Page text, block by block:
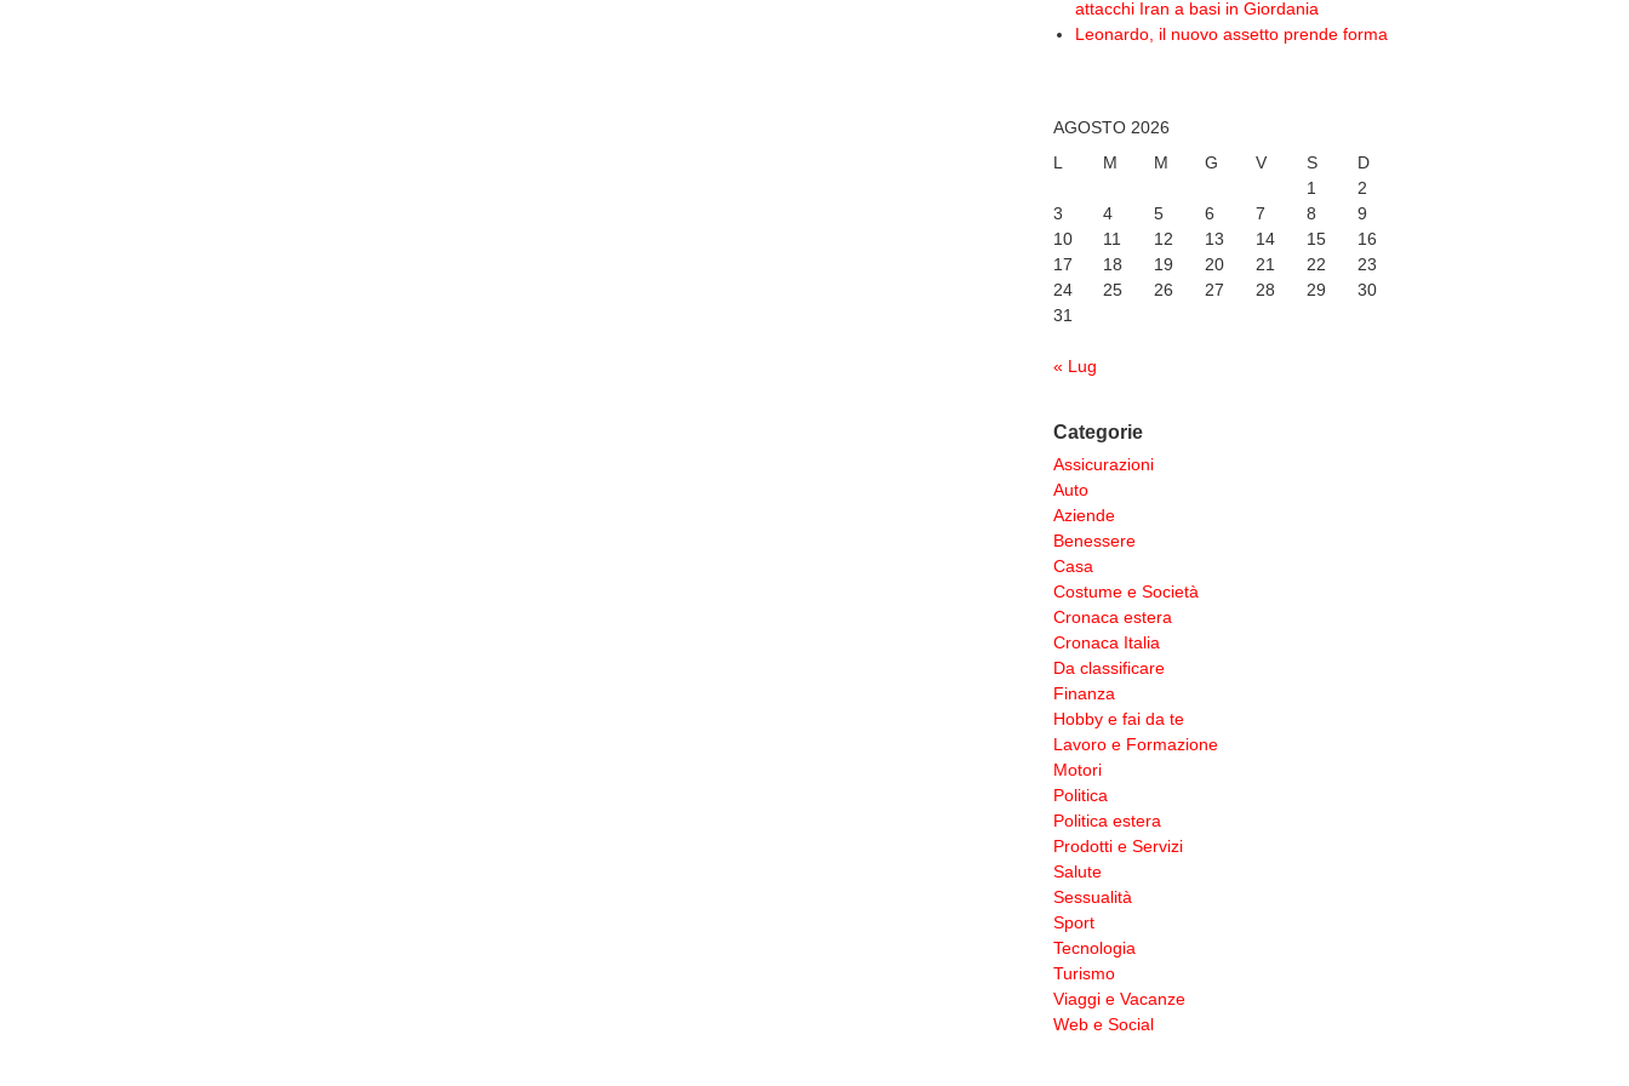
attacchi Iran a basi in Giordania
Leonardo, il nuovo assetto prende forma
AGOSTO 2026
L
M M G V S
D
1
2
3
4 5 6 7 8
9
10
11 12 13 14 15
16
17
18 19 20 21 22
23
24
25 26 27 28 29
30
31
« Lug
Categorie
Assicurazioni
Auto
Aziende
Benessere
Casa
Costume e Società
Cronaca estera
Cronaca Italia
Da classificare
Finanza
Hobby e fai da te
Lavoro e Formazione
Motori
Politica
Politica estera
Prodotti e Servizi
Salute
Sessualità
Sport
Tecnologia
Turismo
Viaggi e Vacanze
Web e Social